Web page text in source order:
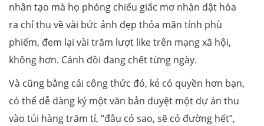
nhân tạo mà họ phóng chiếu giấc mơ nhàn dật hóa
ra chỉ thu về vài bức ảnh đẹp thỏa mãn tính phù
phiếm, đem lại vài trăm lượt like trên mạng xã hội,
không hơn. Cánh đồi đang chết từng ngày.
Và cũng bằng cái công thức đó, kẻ có quyền hơn bạn,
có thể dễ dàng ký một văn bản duyệt một dự án thu
vào túi hàng trăm tỉ, “đâu có sao, sẽ có đường hết”,